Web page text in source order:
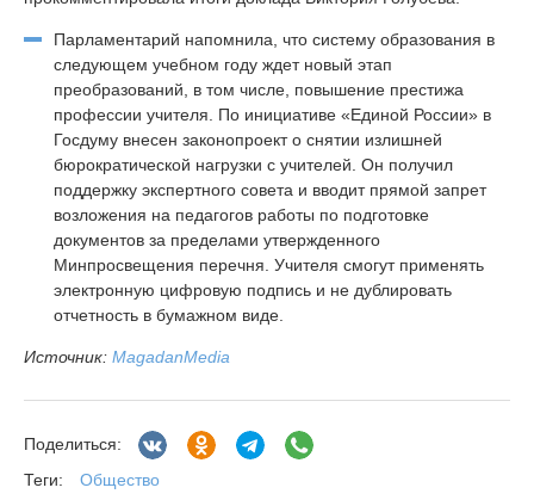
Парламентарий напомнила, что систему образования в
следующем учебном году ждет новый этап
преобразований, в том числе, повышение престижа
профессии учителя. По инициативе «Единой России» в
Госдуму внесен законопроект о снятии излишней
бюрократической нагрузки с учителей. Он получил
поддержку экспертного совета и вводит прямой запрет
возложения на педагогов работы по подготовке
документов за пределами утвержденного
Минпросвещения перечня. Учителя смогут применять
электронную цифровую подпись и не дублировать
отчетность в бумажном виде.
Источник: MagadanMedia
Поделиться:
Теги:
Общество